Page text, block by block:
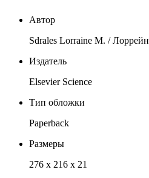
Автор
Sdrales Lorraine M. /
Издатель
Elsevier Science
Тип обложки
Paperback
Размеры
276 x 216 x 21